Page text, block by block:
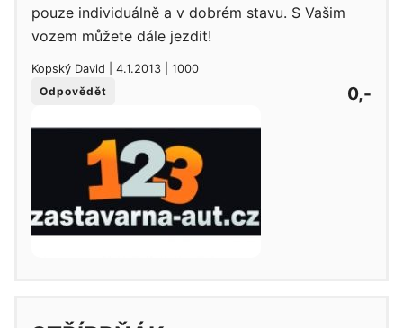
pouze individuálně a v dobrém stavu. S Vašim
vozem můžete dále jezdit!
Kopský David | 4.1.2013 | 1000
Odpovědět
0,-